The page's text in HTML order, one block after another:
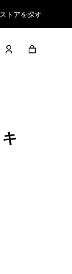
ストアを探す